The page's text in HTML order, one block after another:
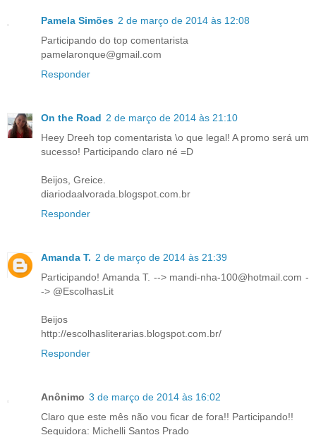
Pamela Simões 2 de março de 2014 às 12:08
Participando do top comentarista
pamelaronque@gmail.com
Responder
On the Road 2 de março de 2014 às 21:10
Heey Dreeh top comentarista \o que legal! A promo será um
sucesso! Participando claro né =D
Beijos, Greice.
diariodaalvorada.blogspot.com.br
Responder
Amanda T. 2 de março de 2014 às 21:39
Participando! Amanda T. --> mandi-nha-100@hotmail.com -
-> @EscolhasLit
Beijos
http://escolhasliterarias.blogspot.com.br/
Responder
Anônimo 3 de março de 2014 às 16:02
Claro que este mês não vou ficar de fora!! Participando!!
Seguidora: Michelli Santos Prado